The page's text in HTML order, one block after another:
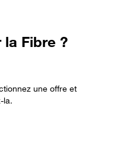
Fibre ?
une offre et
la.